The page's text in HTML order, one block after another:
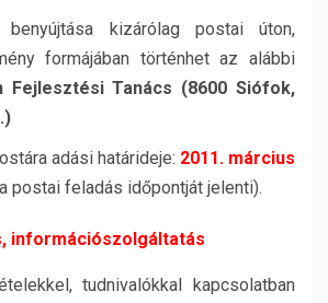
kizárólag postai úton,
formájában történhet az alábbi
Fejlesztési Tanács (8600 Siófok,
adási határideje: 2011. március
postai feladás időpontját jelenti).
információszolgáltatás
tudnivalókkal kapcsolatban